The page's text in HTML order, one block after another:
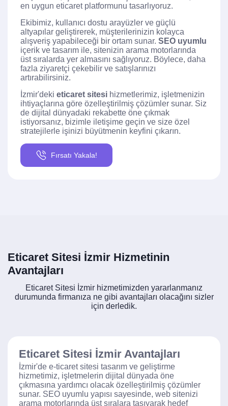
en uygun eticaret platformunu tasarlıyoruz.
Ekibimiz, kullanıcı dostu arayüzler ve güçlü
altyapılar geliştirerek, müşterilerinizin kolayca
alışveriş yapabileceği bir ortam sunar. SEO uyumlu
içerik ve tasarım ile, sitenizin arama motorlarında
üst sıralarda yer almasını sağlıyoruz. Böylece, daha
fazla ziyaretçi çekebilir ve satışlarınızı
artırabilirsiniz.
İzmir'deki eticaret sitesi hizmetlerimiz, işletmenizin
ihtiyaçlarına göre özelleştirilmiş çözümler sunar. Siz
de dijital dünyadaki rekabette öne çıkmak
istiyorsanız, bizimle iletişime geçin ve size özel
stratejilerle işinizi büyütmenin keyfini çıkarın.
Fırsatı Yakala!
Eticaret Sitesi İzmir Hizmetinin
Avantajları
Eticaret Sitesi İzmir hizmetimizden yararlanmanız
durumunda firmanıza ne gibi avantajları olacağını sizler
için derledik.
Eticaret Sitesi İzmir Avantajları
İzmir'de e-ticaret sitesi tasarım ve geliştirme
hizmetimiz, işletmelerin dijital dünyada öne
çıkmasına yardımcı olacak özelleştirilmiş çözümler
sunar. SEO uyumlu yapısı sayesinde, web sitenizi
arama motorlarında üst sıralara taşıyarak hedef